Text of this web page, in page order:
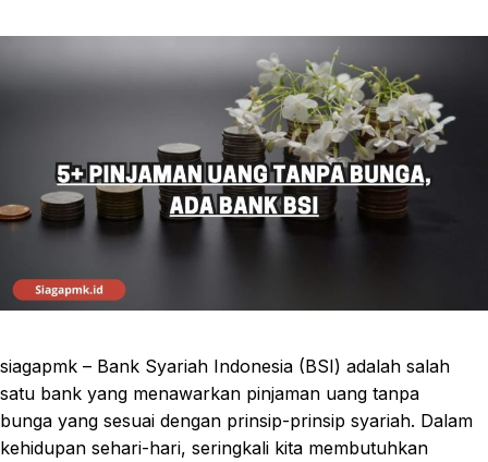
siagapmk – Bank Syariah Indonesia (BSI) adalah salah
satu bank yang menawarkan pinjaman uang tanpa
bunga yang sesuai dengan prinsip-prinsip syariah. Dalam
kehidupan sehari-hari, seringkali kita membutuhkan